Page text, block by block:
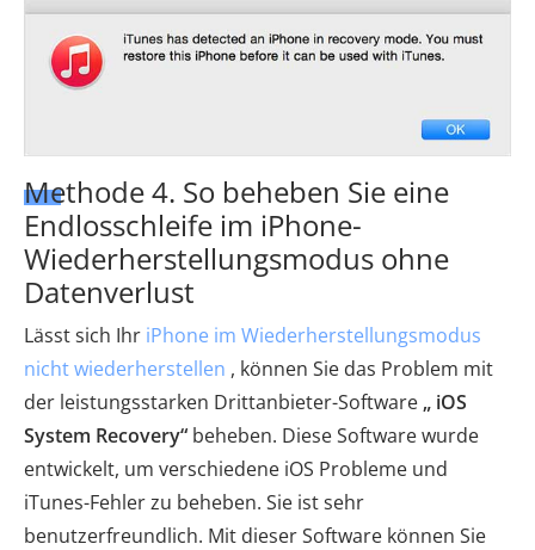
Methode 4. So beheben Sie eine
Endlosschleife im iPhone-
Wiederherstellungsmodus ohne
Datenverlust
Lässt sich Ihr iPhone im Wiederherstellungsmodus
nicht wiederherstellen , können Sie das Problem mit
der leistungsstarken Drittanbieter-Software „ iOS
System Recovery“ beheben. Diese Software wurde
entwickelt, um verschiedene iOS Probleme und
iTunes-Fehler zu beheben. Sie ist sehr
benutzerfreundlich. Mit dieser Software können Sie